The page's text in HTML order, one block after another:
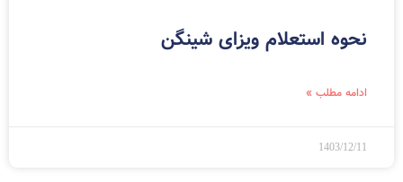
نحوه استعلام ویزای شینگن
ادامه مطلب »
1403/12/11